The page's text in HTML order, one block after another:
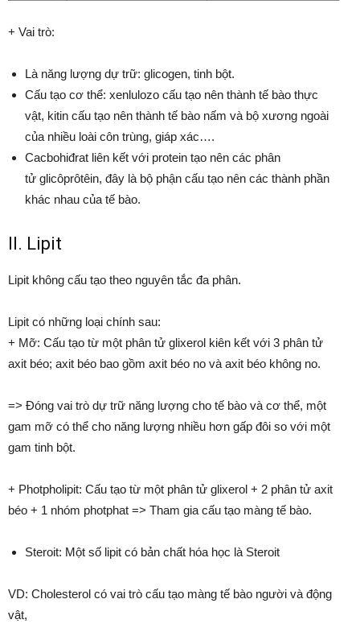
+ Vai trò:
Là năng lượng dự trữ: glicogen, tinh bột.
Cấu tạo cơ thể: xenlulozo cấu tạo nên thành tế bào thực
vật, kitin cấu tạo nên thành tế bào nấm và bộ xương ngoài
của nhiều loài côn trùng, giáp xác….
Cacbohiđrat liên kết với protein tạo nên các phân
tử glicôprôtêin, đây là bộ phận cấu tạo nên các thành phần
khác nhau của tế bào.
II. Lipit
Lipit không cấu tạo theo nguyên tắc đa phân.
Lipit có những loại chính sau:
+ Mỡ: Cấu tạo từ một phân tử glixerol kiên kết với 3 phân tử
axit béo; axit béo bao gồm axit béo no và axit béo không no.
=> Đóng vai trò dự trữ năng lượng cho tế bào và cơ thể, một
gam mỡ có thể cho năng lượng nhiều hơn gấp đôi so với một
gam tinh bột.
+ Photpholipit: Cấu tạo từ một phân tử glixerol + 2 phân tử axit
béo + 1 nhóm photphat => Tham gia cấu tạo màng tế bào.
Steroit: Một số lipit có bản chất hóa học là Steroit
VD: Cholesterol có vai trò cấu tạo màng tế bào người và động
vật,